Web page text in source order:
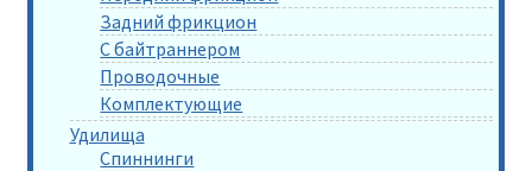
Задний фрикцион
С байтраннером
Проводочные
Комплектующие
Удилища
Спиннинги